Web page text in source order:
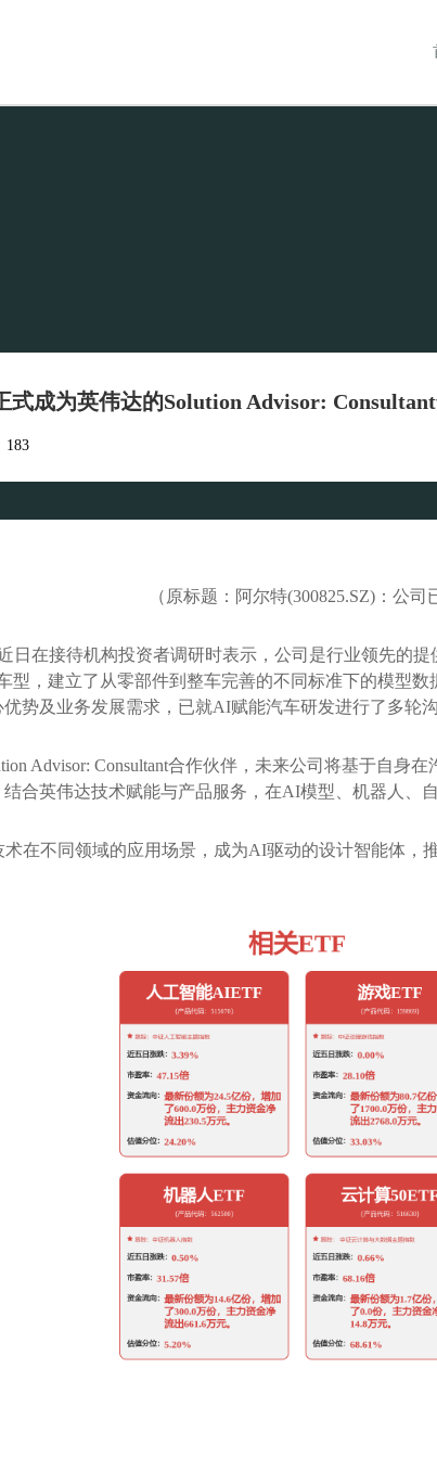
式成为英伟达的Solution Advisor:
183
（原标题：阿尔特(300825.SZ)：公司
日在接待机构投资者调研时表示，公司是行业领先的
型，建立了从零部件到整车完善的不同标准下的模型
势及业务发展需求，已就AI赋能汽车研发进行了多轮
Advisor: Consultant合作伙伴，未来公司将基于自身
合英伟达技术赋能与产品服务，在AI模型、机器人、
在不同领域的应用场景，成为AI驱动的设计智能体，